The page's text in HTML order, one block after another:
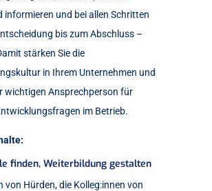
informieren und bei allen Schritten
bis zum Abschluss –
stärken Sie die
in Ihrem Unternehmen und
wichtigen Ansprechperson für
im Betrieb.
finden, Weiterbildung gestalten
von Hürden, die Kolleg:innen von